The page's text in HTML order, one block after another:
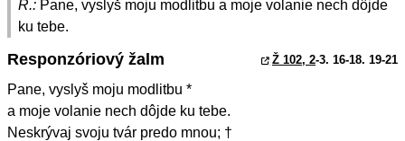
R.: Pane, vyslyš moju modlitbu a moje volanie nech dôjde
ku tebe.
Responzóriový žalm Ž 102, 2-3. 16-18. 19-21
Pane, vyslyš moju modlitbu *
a moje volanie nech dôjde ku tebe.
Neskrývaj svoju tvár predo mnou; †